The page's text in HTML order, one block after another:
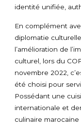
identité unifiée,
En complément
diplomatie
l’amélioration de
culturel, lors du
novembre 2022,
été choisi pour
Possédant une
internationale et
culinaire